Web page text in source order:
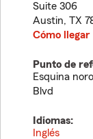
Suite 306
Austin, TX
Cómo llegar
Punto de
Esquina
Blvd
Idiomas:
Inglés